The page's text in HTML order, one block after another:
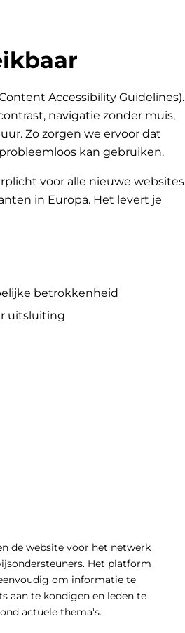
Accessibility Guidelines).
navigatie zonder muis,
Zo zorgen we ervoor dat
kan gebruiken.
voor alle nieuwe websites
in Europa. Het levert je
betrokkenheid
uitsluiting
de website voor het netwerk
Het platform
om informatie te
aan te kondigen en leden te
actuele thema's.